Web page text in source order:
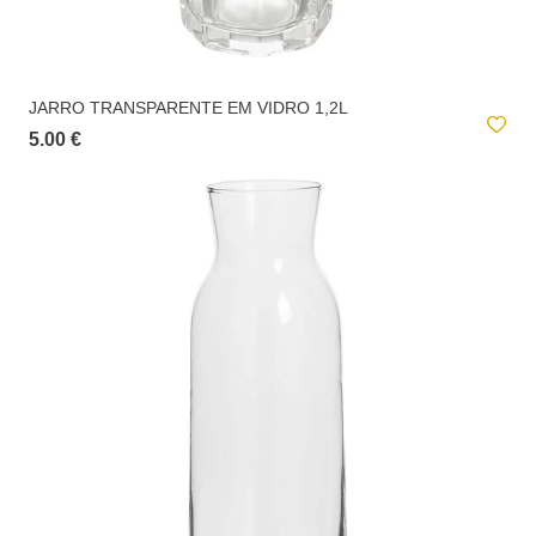
JARRO TRANSPARENTE EM VIDRO 1,2L
5.00 €